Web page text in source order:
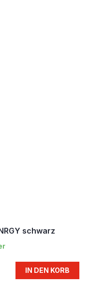
schwarz
IN DEN KORB